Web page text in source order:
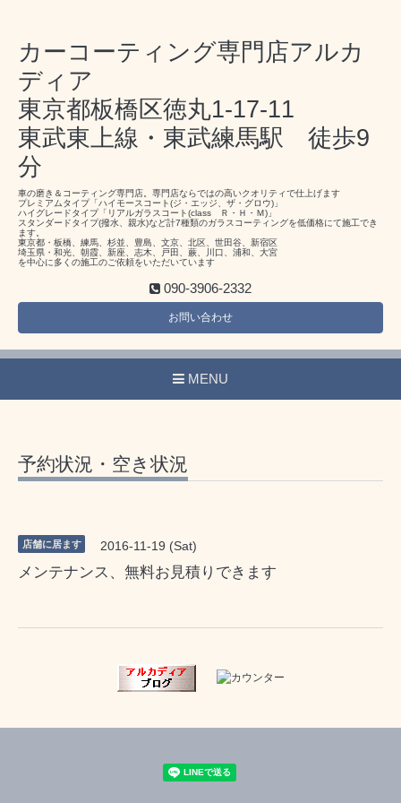
カーコーティング専門店アルカ
ディア
東京都板橋区徳丸1-17-11
東武東上線・東武練馬駅 徒歩9
分
車の磨き＆コーティング専門店。専門店ならではの高いクオリティで仕上げます
プレミアムタイプ「ハイモースコート(ジ・エッジ、ザ・グロウ)」
ハイグレードタイプ「リアルガラスコート(class Ｒ・Ｈ・Ｍ)」
スタンダードタイプ(撥水、親水)など計7種類のガラスコーティングを低価格にて施工でき
ます。
東京都・板橋、練馬、杉並、豊島、文京、北区、世田谷、新宿区
埼玉県・和光、朝霞、新座、志木、戸田、蕨、川口、浦和、大宮
を中心に多くの施工のご依頼をいただいています
090-3906-2332
お問い合わせ
MENU
予約状況・空き状況
店舗に居ます 2016-11-19 (Sat)
メンテナンス、無料お見積りできます